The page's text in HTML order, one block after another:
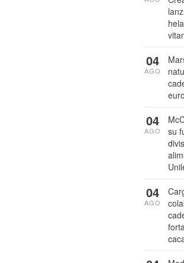
04
AGO
su
04
AGO
04
AGO